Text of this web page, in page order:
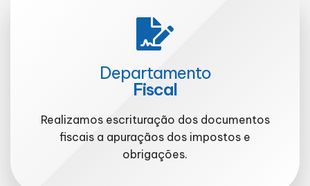
Departamento
Fiscal
Realizamos escrituração dos documentos
fiscais a apuraçãos dos impostos e
obrigações.